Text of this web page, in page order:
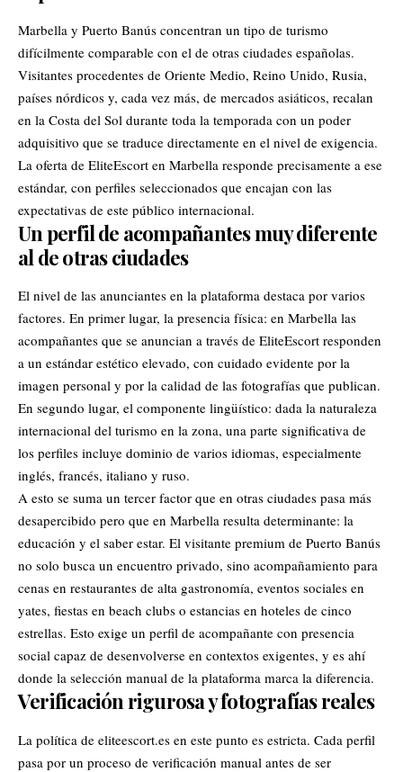
Marbella y Puerto Banús concentran un tipo de turismo
difícilmente comparable con el de otras ciudades españolas.
Visitantes procedentes de Oriente Medio, Reino Unido, Rusia,
países nórdicos y, cada vez más, de mercados asiáticos, recalan
en la Costa del Sol durante toda la temporada con un poder
adquisitivo que se traduce directamente en el nivel de exigencia.
La oferta de EliteEscort en Marbella responde precisamente a ese
estándar, con perfiles seleccionados que encajan con las
expectativas de este público internacional.
Un perfil de acompañantes muy diferente
al de otras ciudades
El nivel de las anunciantes en la plataforma destaca por varios
factores. En primer lugar, la presencia física: en Marbella las
acompañantes que se anuncian a través de EliteEscort responden
a un estándar estético elevado, con cuidado evidente por la
imagen personal y por la calidad de las fotografías que publican.
En segundo lugar, el componente lingüístico: dada la naturaleza
internacional del turismo en la zona, una parte significativa de
los perfiles incluye dominio de varios idiomas, especialmente
inglés, francés, italiano y ruso.
A esto se suma un tercer factor que en otras ciudades pasa más
desapercibido pero que en Marbella resulta determinante: la
educación y el saber estar. El visitante premium de Puerto Banús
no solo busca un encuentro privado, sino acompañamiento para
cenas en restaurantes de alta gastronomía, eventos sociales en
yates, fiestas en beach clubs o estancias en hoteles de cinco
estrellas. Esto exige un perfil de acompañante con presencia
social capaz de desenvolverse en contextos exigentes, y es ahí
donde la selección manual de la plataforma marca la diferencia.
Verificación rigurosa y fotografías reales
La política de eliteescort.es en este punto es estricta. Cada perfil
pasa por un proceso de verificación manual antes de ser